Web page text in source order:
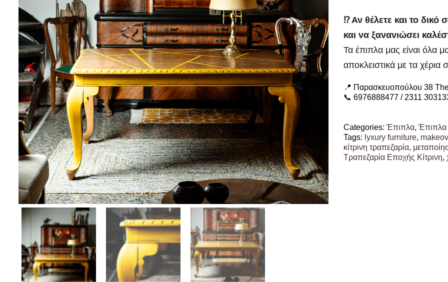
⁉️ Αν θέλετε και το δικό
και να ξανανιώσει
Τα έπιπλα μας είναι όλα
αποκλειστικά με τα
📍 Παρασκευοπούλου 38
📞 6976888477 / 2311
Categories: Έπιπλα, Έπιπλα
Tags: lyxury furniture,
κίτρινη τραπεζαρία,
Τραπεζαρία Εποχής Κίτρινη,